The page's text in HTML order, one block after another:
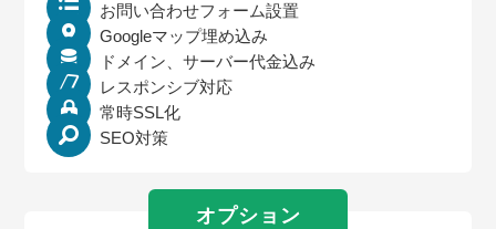
お問い合わせフォーム設置
Googleマップ埋め込み
ドメイン、サーバー代金込み
レスポンシブ対応
常時SSL化
SEO対策
オプション